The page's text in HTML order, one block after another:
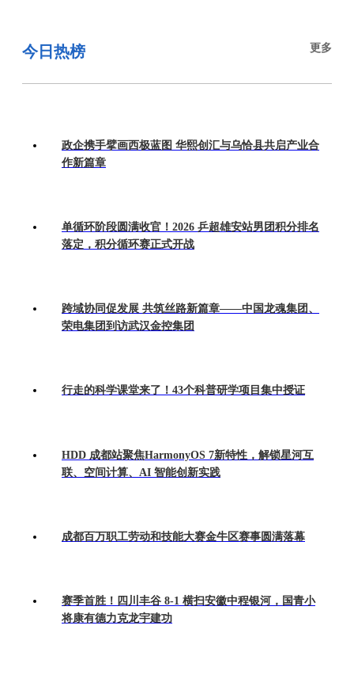
今日热榜 更多
政企携手擘画西极蓝图 华熙创汇与乌恰县共启产业合
作新篇章
单循环阶段圆满收官！2026 乒超雄安站男团积分排名
落定，积分循环赛正式开战
跨域协同促发展 共筑丝路新篇章——中国龙魂集团、
荣电集团到访武汉金控集团
行走的科学课堂来了！43个科普研学项目集中授证
HDD 成都站聚焦HarmonyOS 7新特性，解锁星河互
联、空间计算、AI 智能创新实践
成都百万职工劳动和技能大赛金牛区赛事圆满落幕
赛季首胜！四川丰谷 8-1 横扫安徽中程银河，国青小
将康有德力克龙宇建功